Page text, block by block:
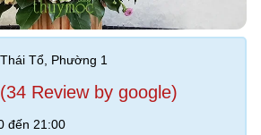
Tổ, Phường 1
Review by google)
đến 21:00